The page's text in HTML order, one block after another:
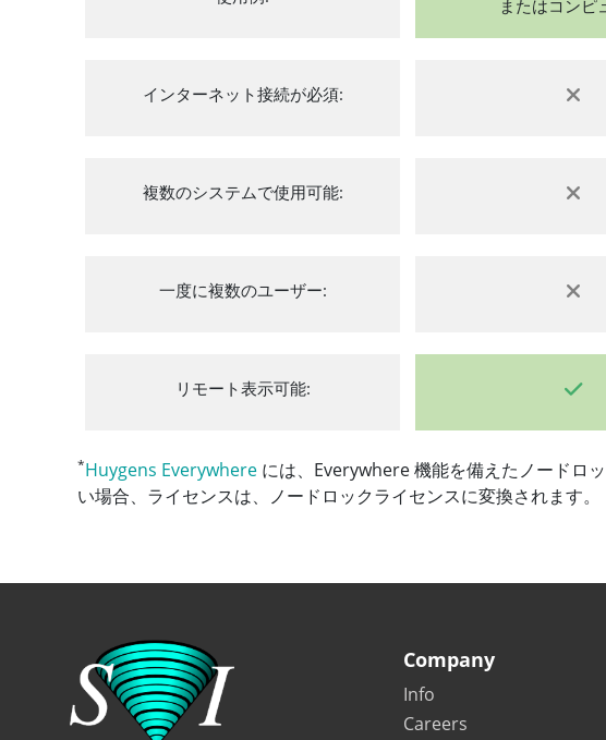
またはコンピ
インターネット接続が必須:
複数のシステムで使用可能:
一度に複数のユーザー:
リモート表示可能:
*Huygens Everywhere には、Everywhere 機能を備えたノードロ
い場合、ライセンスは、ノードロックライセンスに変換されます。
Company
Info
Careers